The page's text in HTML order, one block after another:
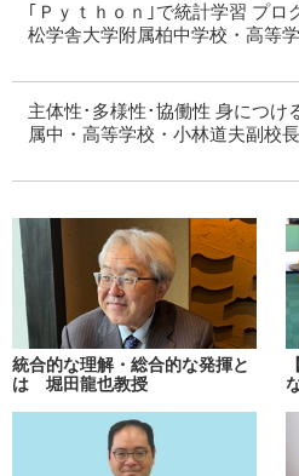
｢Ｐｙｔｈｏｎ｣で統計学習 プロ
松学舎大学附属柏中学校・高等
主体性･多様性･協働性 身につけ
属中・高等学校・小林道夫副校
統合的な理解・総合的な発揮と
は 堀田龍也教授